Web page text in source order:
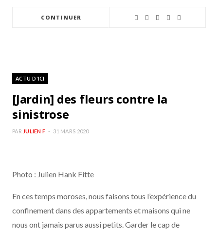
CONTINUER
ACTU D'ICI
[Jardin] des fleurs contre la
sinistrose
PAR JULIEN F 31 MARS 2020
Photo : Julien Hank Fitte
En ces temps moroses, nous faisons tous l’expérience du
confinement dans des appartements et maisons qui ne
nous ont jamais parus aussi petits. Garder le cap de